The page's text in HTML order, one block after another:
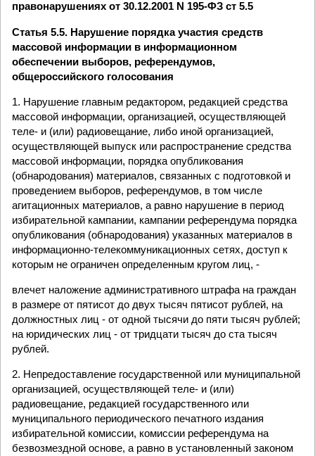
правонарушениях от 30.12.2001 N 195-ФЗ ст 5.5
Статья 5.5. Нарушение порядка участия средств
массовой информации в информационном
обеспечении выборов, референдумов,
общероссийского голосования
1. Нарушение главным редактором, редакцией средства
массовой информации, организацией, осуществляющей
теле- и (или) радиовещание, либо иной организацией,
осуществляющей выпуск или распространение средства
массовой информации, порядка опубликования
(обнародования) материалов, связанных с подготовкой и
проведением выборов, референдумов, в том числе
агитационных материалов, а равно нарушение в период
избирательной кампании, кампании референдума порядка
опубликования (обнародования) указанных материалов в
информационно-телекоммуникационных сетях, доступ к
которым не ограничен определенным кругом лиц, -
влечет наложение административного штрафа на граждан
в размере от пятисот до двух тысяч пятисот рублей, на
должностных лиц - от одной тысячи до пяти тысяч рублей;
на юридических лиц - от тридцати тысяч до ста тысяч
рублей.
2. Непредоставление государственной или муниципальной
организацией, осуществляющей теле- и (или)
радиовещание, редакцией государственного или
муниципального периодического печатного издания
избирательной комиссии, комиссии референдума на
безвозмездной основе, а равно в установленный законом